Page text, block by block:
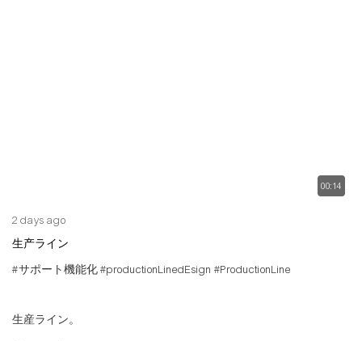
00:14
2 days ago
生产ライン
#サポート機能化#productionLinedEsign #ProductionLine
生産ライン。